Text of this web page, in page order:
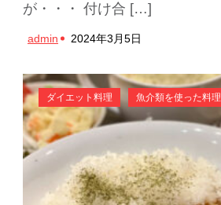
が・・・ 付け合 […]
admin 2024年3月5日
ダイエット料理 魚介類を使った料理